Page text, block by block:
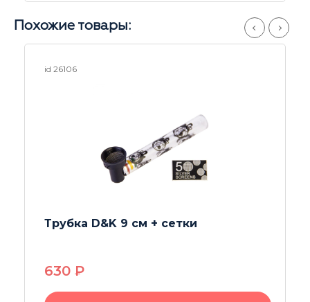
Похожие товары:
Выпариватель -трубка Airball S